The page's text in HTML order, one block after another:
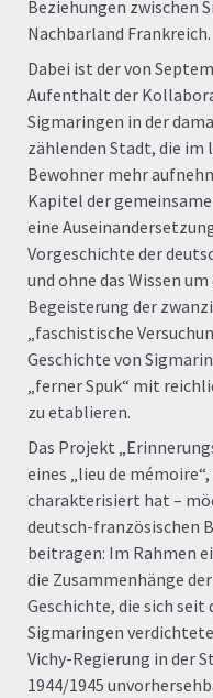
Beziehungen zwischen
Nachbarland Frankreich.
Dabei ist der von
Aufenthalt der
Sigmaringen in der
zählenden Stadt, die
Bewohner mehr
Kapitel der
eine
Vorgeschichte der
und ohne das Wissen
Begeisterung der
„faschistische
Geschichte von
„ferner Spuk“ mit
zu etablieren.
Das Projekt
eines „lieu de
charakterisiert hat –
deutsch-französischen
beitragen: Im Rahmen
die Zusammenhänge
Geschichte, die sich
Sigmaringen
Vichy-Regierung in der
1944/1945